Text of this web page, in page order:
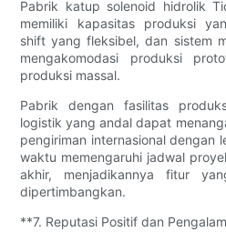
Pabrik katup solenoid hidrolik
memiliki kapasitas produksi
shift yang fleksibel, dan sistem
mengakomodasi produksi
produksi massal.
Pabrik dengan fasilitas
logistik yang andal dapat
pengiriman internasional dengan
waktu memengaruhi jadwal
akhir, menjadikannya fitur
dipertimbangkan.
**7. Reputasi Positif dan